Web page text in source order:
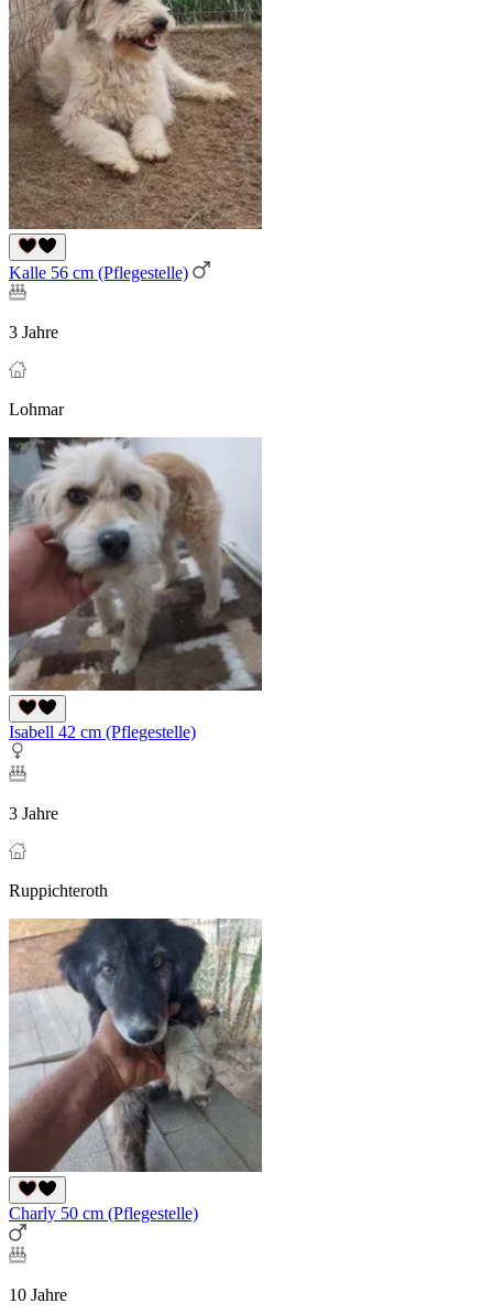
Kalle 56 cm (Pflegestelle)
3 Jahre
Lohmar
Isabell 42 cm (Pflegestelle)
3 Jahre
Ruppichteroth
Charly 50 cm (Pflegestelle)
10 Jahre